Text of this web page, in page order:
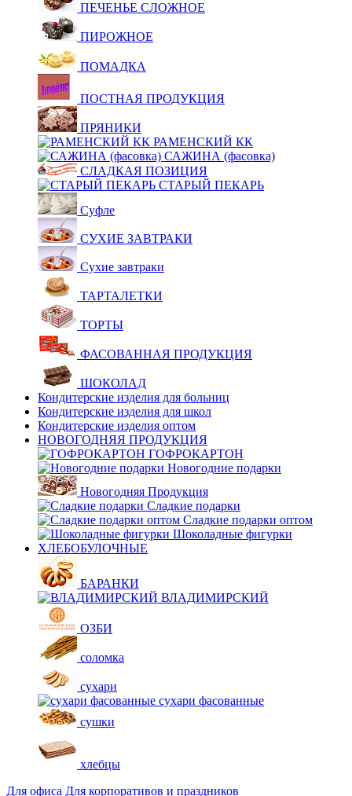
ПЕЧЕНЬЕ СЛОЖНОЕ
ПИРОЖНОЕ
ПОМАДКА
ПОСТНАЯ ПРОДУКЦИЯ
ПРЯНИКИ
РАМЕНСКИЙ КК
САЖИНА (фасовка)
СЛАДКАЯ ПОЗИЦИЯ
СТАРЫЙ ПЕКАРЬ
Суфле
СУХИЕ ЗАВТРАКИ
Сухие завтраки
ТАРТАЛЕТКИ
ТОРТЫ
ФАСОВАННАЯ ПРОДУКЦИЯ
ШОКОЛАД
Кондитерские изделия для больниц
Кондитерские изделия для школ
Кондитерские изделия оптом
НОВОГОДНЯЯ ПРОДУКЦИЯ
ГОФРОКАРТОН
Новогодние подарки
Новогодняя Продукция
Сладкие подарки
Сладкие подарки оптом
Шоколадные фигурки
ХЛЕБОБУЛОЧНЫЕ
БАРАНКИ
ВЛАДИМИРСКИЙ
ОЗБИ
соломка
сухари
сухари фасованные
сушки
хлебцы
Для офиса Для корпоративов и праздников